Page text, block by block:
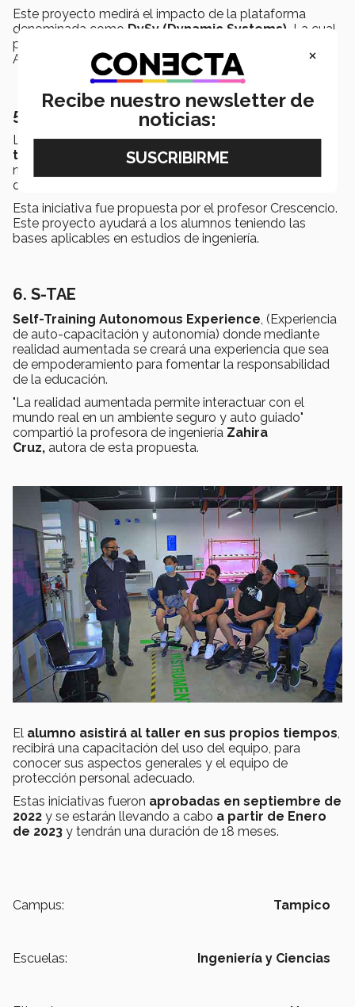
Este proyecto medirá el impacto de la plataforma
denominada como DySy (Dynamic Systems). La cual
podrá sentar las bases para la materia de Modelación y
Automatización.
5. CANSAT
Los alumnos de PrepaTec en la materiaAn Approach
to Enginnering
desarrollarán prototipos de
nanosatélites en donde demostrarán las competencias
de Creatividad e Innovación.
Esta iniciativa fue propuesta por el profesor Crescencio.
Este proyecto ayudará a los alumnos teniendo las
bases aplicables en estudios de ingeniería.
6. S-TAE
Self-Training Autonomous Experience , (Experiencia
de auto-capacitación y autonomía) donde mediante
realidad aumentada se creará una experiencia que sea
de empoderamiento para fomentar la responsabilidad
de la educación.
"La realidad aumentada permite interactuar con el
mundo real en un ambiente seguro y auto guiado"
compartió la profesora de ingeniería Zahira
Cruz, autora de esta propuesta.
El alumno asistirá al taller en sus propios tiempos
recibirá una capacitación del uso del equipo, para
conocer sus aspectos generales y el equipo de
protección personal adecuado.
Estas iniciativas fueron aprobadas en septiembre de
2022 y se estarán llevando a cabo a partir de Enero
de 2023 y tendrán una duración de 18 meses.
Campus: Tampico
Escuelas: Ingeniería y Ciencias
×
Recibe nuestro newsletter de
noticias: